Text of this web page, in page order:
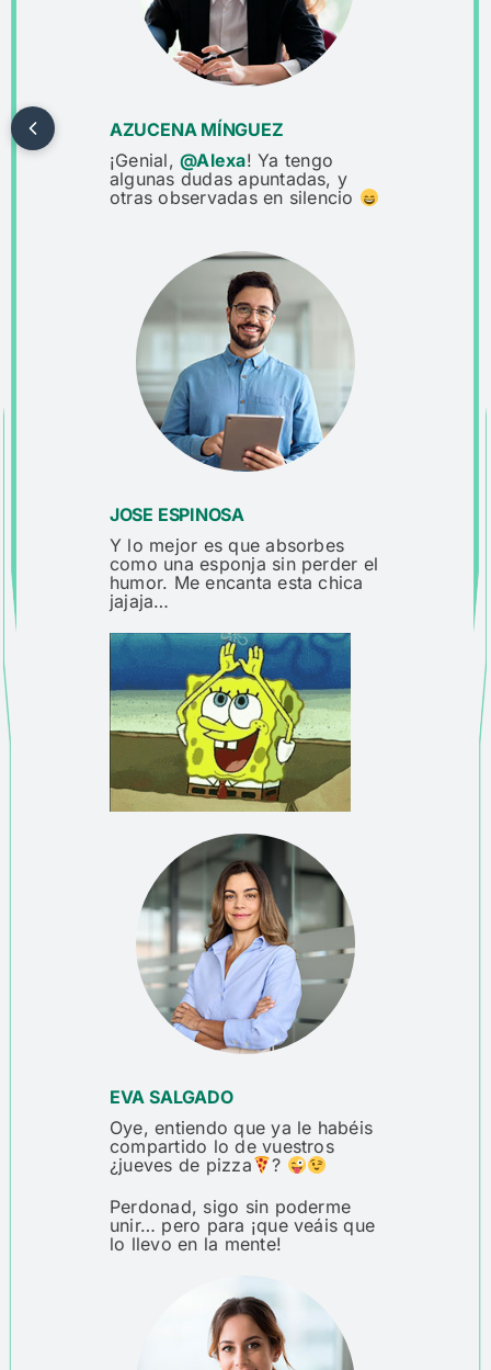
AZUCENA MÍNGUEZ
¡Genial,@Alexa! Ya tengo
algunas dudas apuntadas, y
otras observadas en silencio
JOSE ESPINOSA
Y lo mejor es que absorbes
como una esponja sin perder el
humor. Me encanta esta chica
jajaja…
EVA SALGADO
Oye, entiendo que ya le habéis
compartido lo de vuestros
¿jueves de pizza
?
Perdonad, sigo sin poderme
unir… pero para ¡que veáis que
lo llevo en la mente!